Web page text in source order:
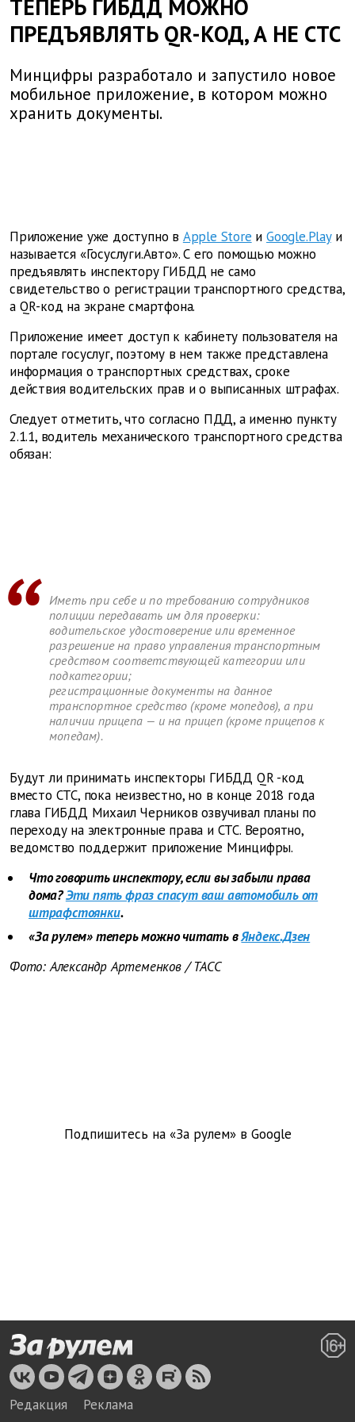
ТЕПЕРЬ ГИБДД МОЖНО
ПРЕДЪЯВЛЯТЬ QR-КОД, А НЕ СТС
Минцифры разработало и запустило новое
мобильное приложение, в котором можно
хранить документы.
Приложение уже доступно в Apple Store и Google.Playи
называется «Госуслуги.Авто». С его помощью можно
предъявлять инспектору ГИБДД не само
свидетельство о регистрации транспортного средства,
а QR-код на экране смартфона.
Приложение имеет доступ к кабинету пользователя на
портале госуслуг, поэтому в нем также представлена
информация о транспортных средствах, сроке
действия водительских прав и о выписанных штрафах.
Следует отметить, что согласно ПДД, а именно пункту
2.1.1, водитель механического транспортного средства
обязан:
Иметь при себе и по требованию сотрудников
полиции передавать им для проверки:
водительское удостоверение или временное
разрешение на право управления транспортным
средством соответствующей категории или
подкатегории;
регистрационные документы на данное
транспортное средство (кроме мопедов), а при
наличии прицепа — и на прицеп (кроме прицепов к
мопедам).
Будут ли принимать инспекторы ГИБДД QR -код
вместо СТС, пока неизвестно, но в конце 2018 года
глава ГИБДД Михаил Черников озвучивал планы по
переходу на электронные права и СТС. Вероятно,
ведомство поддержит приложение Минцифры.
Что говорить инспектору, если вы забыли права
дома?Эти пять фраз спасут ваш автомобиль от
штрафстоянки.
«За рулем» теперь можно читать вЯндекс.Дзен
Фото: Александр Артеменков / ТАСС
Подпишитесь на «За рулем» в Google
Редакция Реклама